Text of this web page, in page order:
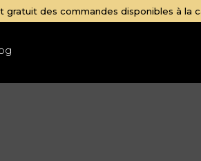
des commandes disponibles à la cave